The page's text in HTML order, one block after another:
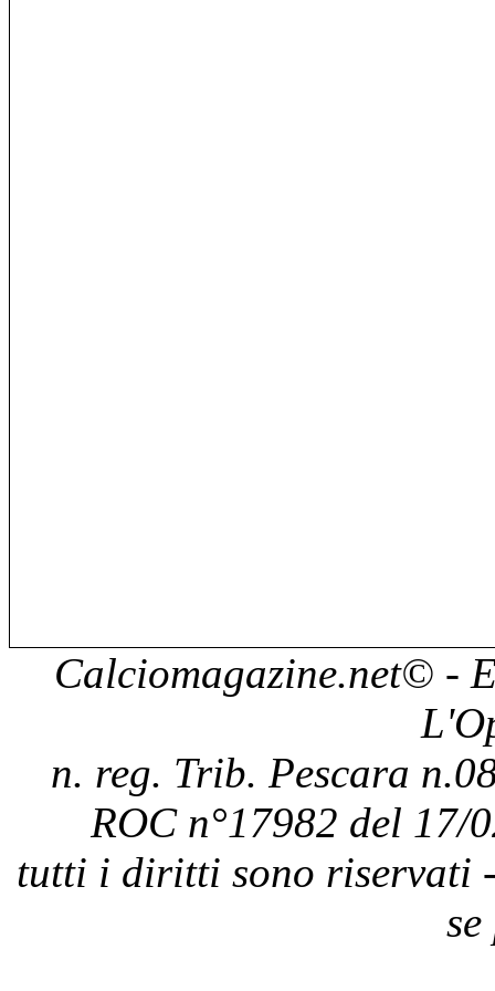
Calciomagazine.net© -
n. reg. Trib. Pescara
ROC n°17982 del 17/
tutti i diritti sono riservati